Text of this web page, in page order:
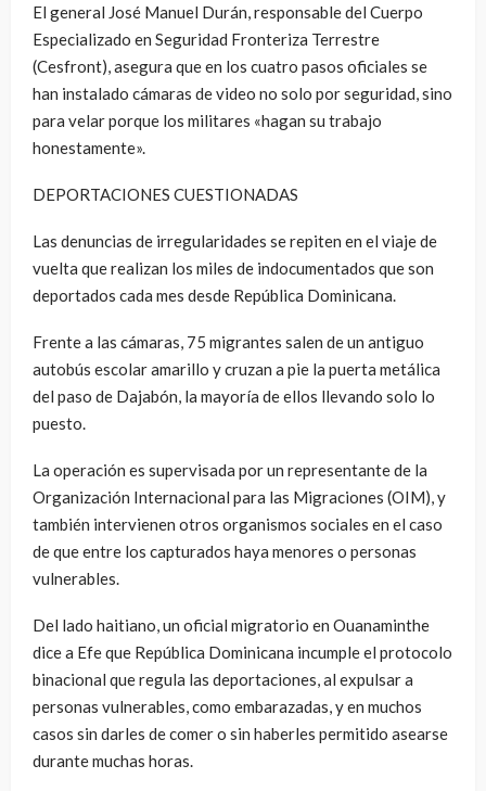
El general José Manuel Durán, responsable del Cuerpo
Especializado en Seguridad Fronteriza Terrestre
(Cesfront), asegura que en los cuatro pasos oficiales se
han instalado cámaras de video no solo por seguridad, sino
para velar porque los militares «hagan su trabajo
honestamente».
DEPORTACIONES CUESTIONADAS
Las denuncias de irregularidades se repiten en el viaje de
vuelta que realizan los miles de indocumentados que son
deportados cada mes desde República Dominicana.
Frente a las cámaras, 75 migrantes salen de un antiguo
autobús escolar amarillo y cruzan a pie la puerta metálica
del paso de Dajabón, la mayoría de ellos llevando solo lo
puesto.
La operación es supervisada por un representante de la
Organización Internacional para las Migraciones (OIM), y
también intervienen otros organismos sociales en el caso
de que entre los capturados haya menores o personas
vulnerables.
Del lado haitiano, un oficial migratorio en Ouanaminthe
dice a Efe que República Dominicana incumple el protocolo
binacional que regula las deportaciones, al expulsar a
personas vulnerables, como embarazadas, y en muchos
casos sin darles de comer o sin haberles permitido asearse
durante muchas horas.